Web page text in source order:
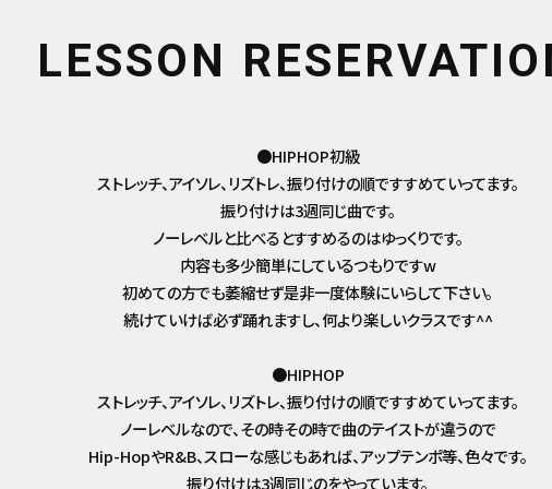
LESSON
●HIPHOP初級
ストレッチ、アイソレ、リズトレ、振り付けの順ですすめていってます。
振り付けは3週同じ曲です。
ノーレベルと比べるとすすめるのはゆっくりです。
内容も多少簡単にしているつもりですw
初めての方でも萎縮せず是非一度体験にいらして下さい。
続けていけば必ず踊れますし、何より楽しいクラスです^^
●HIPHOP
ストレッチ、アイソレ、リズトレ、振り付けの順ですすめていってます。
ノーレベルなので、その時その時で曲のテイストが違うので
Hip-HopやR&B、スローな感じもあれば、アップテンポ等、色々です。
振り付けは3週同じのをやっています。